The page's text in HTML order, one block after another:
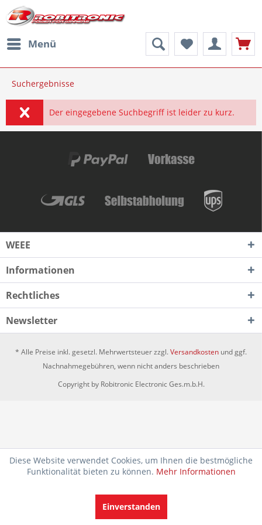
Menü
Suchergebnisse
Der eingegebene Suchbegriff ist leider zu kurz.
WEEE
Informationen
Rechtliches
Newsletter
* Alle Preise inkl. gesetzl. Mehrwertsteuer zzgl.Versandkosten und ggf.
Nachnahmegebühren, wenn nicht anders beschrieben
Copyright by Robitronic Electronic Ges.m.b.H.
Diese Website verwendet Cookies, um Ihnen die bestmögliche
Funktionalität bieten zu können. Mehr Informationen
Einverstanden